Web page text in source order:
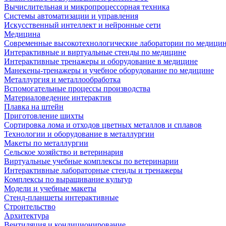
Вычислительная и микропроцессорная техника
Системы автоматизации и управления
Искусственный интеллект и нейронные сети
Медицина
Современные высокотехнологические лаборатории по
Интерактивные и виртуальные стенды по медицине
Интерактивные тренажеры и оборудование в медицине
Манекены-тренажеры и учебное оборудование по медицине
Металлургия и металлообработка
Вспомогательные процессы производства
Материаловедение интерактив
Плавка на штейн
Приготовление шихты
Сортировка лома и отходов цветных металлов и сплавов
Технологии и оборудование в металлургии
Макеты по металлургии
Сельское хозяйство и ветеринария
Виртуальные учебные комплексы по ветеринарии
Интерактивные лабораторные стенды и тренажеры
Комплексы по выращивание культур
Модели и учебные макеты
Стенд-планшеты интерактивные
Строительство
Архитектура